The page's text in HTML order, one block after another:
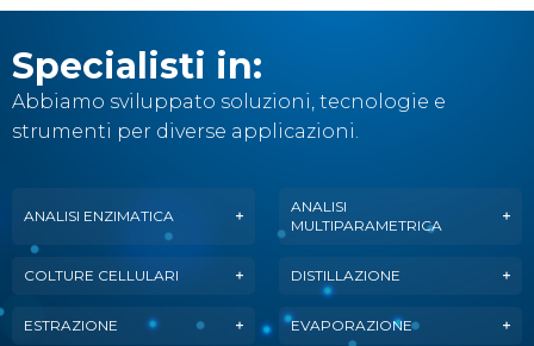
Specialisti in:
Abbiamo sviluppato soluzioni, tecnologie e
strumenti per diverse applicazioni.
ANALISI ENZIMATICA
ANALISI
MULTIPARAMETRICA
COLTURE CELLULARI DISTILLAZIONE
ESTRAZIONE EVAPORAZIONE